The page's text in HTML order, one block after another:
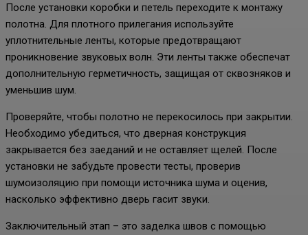
После установки коробки и петель переходите к монтажу
полотна. Для плотного прилегания используйте
уплотнительные ленты, которые предотвращают
проникновение звуковых волн. Эти ленты также обеспечат
дополнительную герметичность, защищая от сквозняков и
уменьшив шум.
Проверяйте, чтобы полотно не перекосилось при закрытии.
Необходимо убедиться, что дверная конструкция
закрывается без заеданий и не оставляет щелей. После
установки не забудьте провести тесты, проверив
шумоизоляцию при помощи источника шума и оценив,
насколько эффективно дверь гасит звуки.
Заключительный этап – это заделка швов с помощью